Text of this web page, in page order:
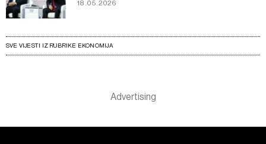
18.05.2026
SVE VIJESTI IZ RUBRIKE EKONOMIJA